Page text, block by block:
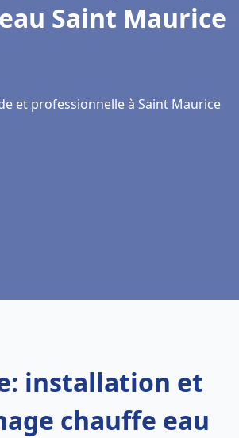
Saint Maurice
et professionnelle à Saint Maurice
installation et
chauffe eau